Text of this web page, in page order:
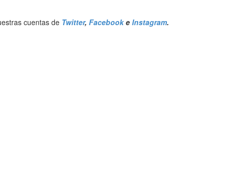
cuentas de Twitter, Facebooke Instagram.